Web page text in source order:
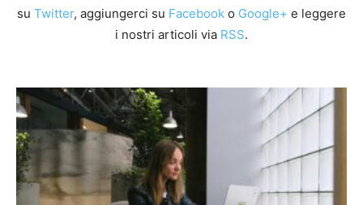
su Twitter, aggiungerci su Facebook o Google+ e leggere
i nostri articoli via RSS.